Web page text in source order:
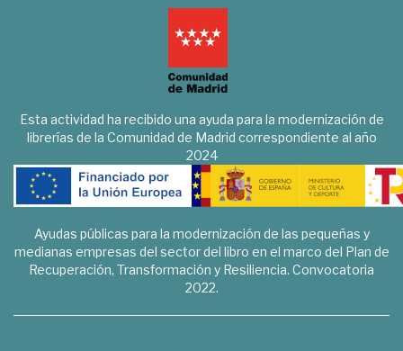
Esta actividad ha recibido una ayuda para la modernización de
librerías de la Comunidad de Madrid correspondiente al año
2024
Ayudas públicas para la modernización de las pequeñas y
medianas empresas del sector del libro en el marco del Plan de
Recuperación, Transformación y Resiliencia. Convocatoria
2022.